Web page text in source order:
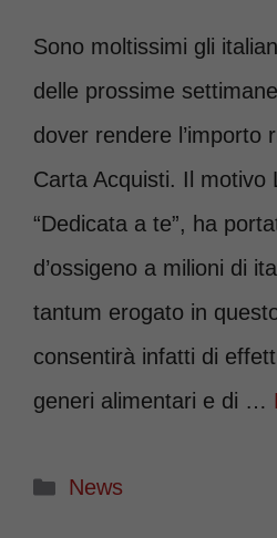
Sono moltissimi gli
delle prossime
dover rendere l’importo
Carta Acquisti. Il motivo
“Dedicata a te”, ha
d’ossigeno a milioni di
tantum erogato in
consentirà infatti di
generi alimentari e di …
Categorie
News